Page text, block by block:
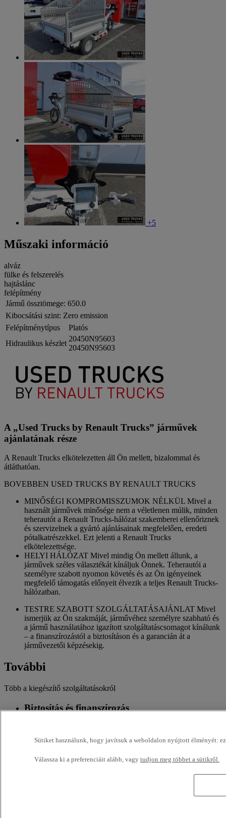
+5
Műszaki információ
alváz
fülke és felszerelés
hajtáslánc
felépítmény
Jármű össztömege: 650.0
Kibocsátási szint: Zero emission
Felépítménytípus
Platós
Hidraulikus készlet
20450N95603
20450N95603
A „Used Trucks by Renault Trucks” járművek
ajánlatának része
A Renault Trucks elkötelezetten áll Ön mellett, bizalommal és
átláthatóan.
BOVEBBEN USED TRUCKS BY RENAULT TRUCKS
MINŐSÉGI KOMPROMISSZUMOK NÉLKÜL Mivel a
használt járművek minősége nem a véletlenen múlik, minden
teherautót a Renault Trucks-hálózat szakemberei ellenőriznek
és szervizelnek a gyártó ajánlásainak megfelelően, eredeti
pótalkatrészekkel. Ezt jelenti a Renault Trucks
elkötelezettsége.
HELYI HÁLÓZAT Mivel mindig Ön mellett állunk, a
járművek széles választékát kínáljuk Önnek. Teherautói a
személyre szabott nyomon követés és az Ön igényeinek
megfelelő támogatás előnyeit élvezik a teljes Renault Trucks-
hálózatban.
TESTRE SZABOTT SZOLGÁLTATÁSAJÁNLAT Mivel
ismerjük az Ön szakmáját, járművéhez személyre szabható és
a jármű használatához igazított szolgáltatáscsomagot kínálunk
– a finanszírozástól a biztosításon és a garancián át a
járművezetői képzésekig.
További
Több a kiegészítő szolgáltatásokról
Biztosítás és finanszírozás
Sütiket használunk, hogy javítsuk a weboldalon nyújtott élményét:
Válassza ki a preferenciáit alább, vagy tudjon meg többet a sütikről.